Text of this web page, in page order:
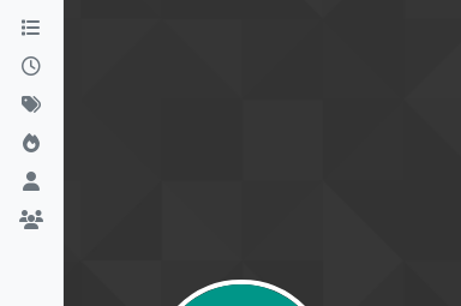
Aller directement au contenu